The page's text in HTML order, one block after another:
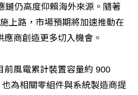
鏈仍高度仰賴海外來源。隨著
上路，市場預期將加速推動在
商創造更多切入機會。
前風電累計裝置容量約 900
為相關零組件與系統製造商提